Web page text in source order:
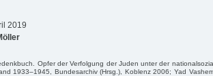
2019
Opfer der Verfolgung der Juden unter der
1933–1945, Bundesarchiv (Hrsg.), Koblenz 2006; Yad